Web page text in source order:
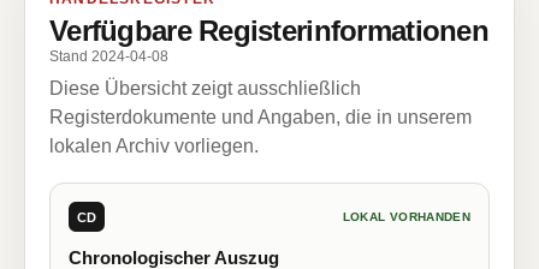
Verfügbare Registerinformationen
Stand 2024-04-08
Diese Übersicht zeigt ausschließlich
Registerdokumente und Angaben, die in unserem
lokalen Archiv vorliegen.
CD LOKAL VORHANDEN
Chronologischer Auszug